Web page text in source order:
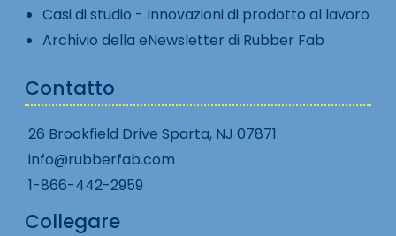
Casi di studio - Innovazioni di prodotto al lavoro
Archivio della eNewsletter di Rubber Fab
Contatto
26 Brookfield Drive Sparta, NJ 07871
info@rubberfab.com
1-866-442-2959
Collegare